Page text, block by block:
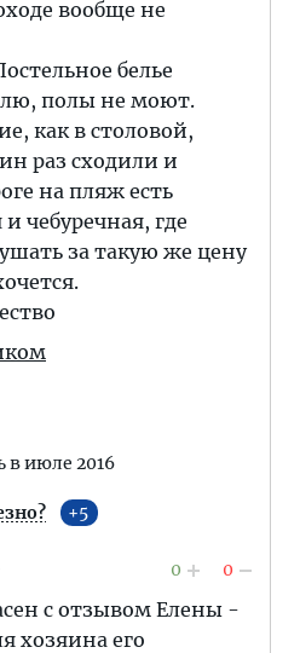
вообще не
белье
полы не моют.
как в столовой,
раз сходили и
на пляж есть
чебуречная, где
за такую же цену
в июле 2016
5
0 0
с отзывом Елены -
хозяина его